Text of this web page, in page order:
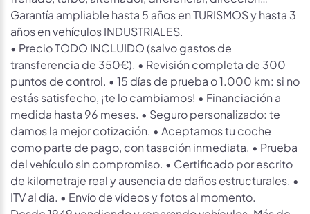
Garantía ampliable hasta 5 años en TURISMOS y hasta 3
años en vehículos INDUSTRIALES.
• Precio TODO INCLUIDO (salvo gastos de
transferencia de 350€). • Revisión completa de 300
puntos de control. • 15 días de prueba o 1.000 km: si no
estás satisfecho, ¡te lo cambiamos! • Financiación a
medida hasta 96 meses. • Seguro personalizado: te
damos la mejor cotización. • Aceptamos tu coche
como parte de pago, con tasación inmediata. • Prueba
del vehículo sin compromiso. • Certificado por escrito
de kilometraje real y ausencia de daños estructurales. •
ITV al día. • Envío de vídeos y fotos al momento.